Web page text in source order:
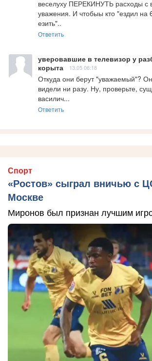
веселуху ПЕРЕКИНУТЬ расходы с
уважения. И чтобыы кто "ездил на
езить"..
Ответить
уверовавшие в телевизор у
корыта
13.05 06:18
Откуда они берут "уважаемый"?
видели ни разу. Ну, проверьте,
василич...
Ответить
Спорт
«Ростов» сыграл вничью с
Москве
Миронов был признан лучшим